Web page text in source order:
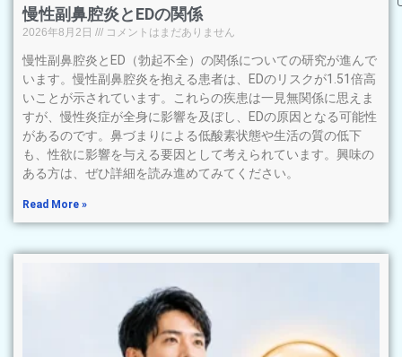
慢性副鼻腔炎とEDの関係
2026年8月2日 コメントはまだありません
慢性副鼻腔炎とED（勃起不全）の関係についての研究が進んで
います。慢性副鼻腔炎を抱える患者は、EDのリスクが1.51倍高
いことが示されています。これらの疾患は一見無関係に思えま
すが、慢性炎症が全身に影響を及ぼし、EDの原因となる可能性
があるのです。鼻づまりによる低酸素状態や生活の質の低下
も、性欲に影響を与える要因として考えられています。興味の
ある方は、ぜひ詳細を読み進めてみてください。
Read More »